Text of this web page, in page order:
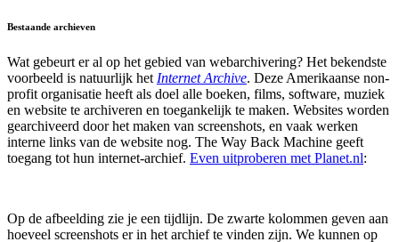
Bestaande archieven
Wat gebeurt er al op het gebied van webarchivering? Het bekendste
voorbeeld is natuurlijk hetInternet Archive. Deze Amerikaanse non-
profit organisatie heeft als doel alle boeken, films, software, muziek
en website te archiveren en toegankelijk te maken. Websites worden
gearchiveerd door het maken van screenshots, en vaak werken
interne links van de website nog. The Way Back Machine geeft
toegang tot hun internet-archief. Even uitproberen met Planet.nl:
Op de afbeelding zie je een tijdlijn. De zwarte kolommen geven aan
hoeveel screenshots er in het archief te vinden zijn. We kunnen op